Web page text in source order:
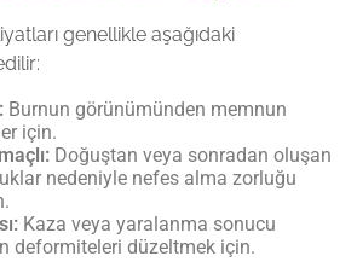
genellikle aşağıdaki
Burnun görünümünden memnun
için.
Doğuştan veya sonradan oluşan
nedeniyle nefes alma zorluğu
Kaza veya yaralanma sonucu
deformiteleri düzeltmek için.